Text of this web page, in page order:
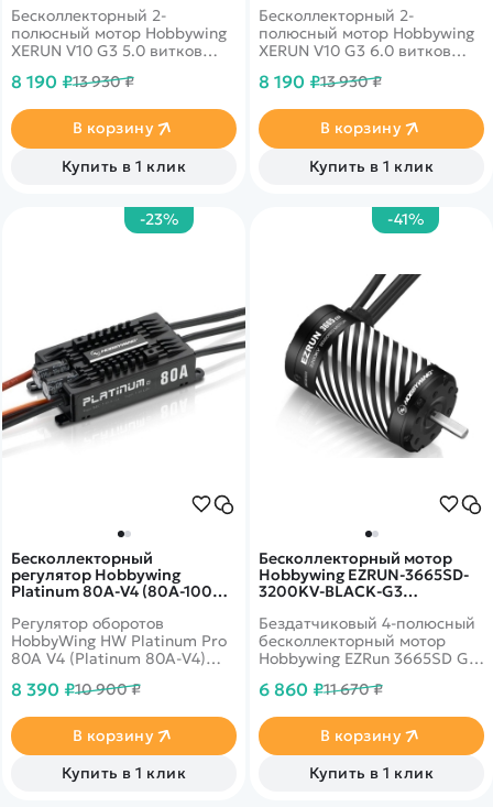
Бесколлекторный 2-
полюсный мотор Hobbywing
XERUN V10 G3 5.0 витков
для шоссейных и дрифтовых
8 190 ₽13 930 ₽
В корзину
Купить в 1 клик
Бесколлекторный 2-
полюсный мотор Hobbywing
XERUN V10 G3 6.0 витков
для шоссейных и дрифтовых
8 190 ₽13 930 ₽
В корзину
Купить в 1 клик
-23%
Бесколлекторный
регулятор Hobbywing
Platinum 80A-V4 (80A-100A,
30203200
Регулятор оборотов
HobbyWing HW Platinum Pro
80A V4 (Platinum 80A-V4)
вертолетов 450-500 класса
мм), 3D-самолетов .70
размера и EDF с импеллером
до 75 мм. Есть возможность
программировать при
8 390 ₽10 900 ₽
В корзину
Купить в 1 клик
-41%
Бесколлекторный мотор
Hobbywing EZRUN-3665SD-
3200KV-BLACK-G3
бессенсорный - HW-
30402607
Бездатчиковый 4-полюсный
бесколлекторный мотор
Hobbywing EZRun 3665SD G3
3200KV-BLACK-G3) для
монстров, трагги и модели
шорт-корс масштаба 1/10.
6 860 ₽11 670 ₽
В корзину
Купить в 1 клик